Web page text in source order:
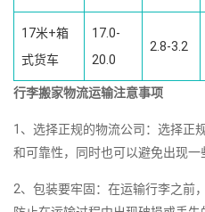
17米+箱
式货车
17.0-
20.0
2.8-3.2
行李搬家物流运输注意事项
1、选择正规的物流公司：选择正
和可靠性，同时也可以避免出现一
2、包装要牢固：在运输行李之前